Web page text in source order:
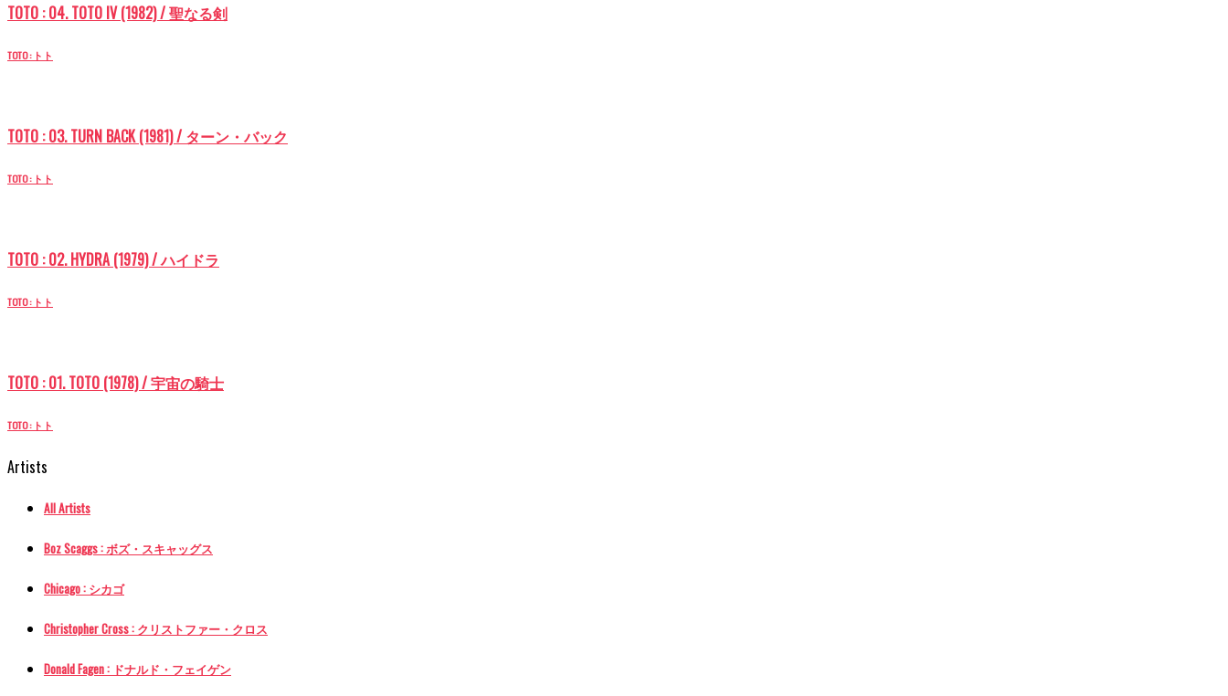
TOTO : 04. TOTO IV (1982) / 聖なる剣
TOTO : トト
TOTO : 03. TURN BACK (1981) / ターン・バック
TOTO : トト
TOTO : 02. HYDRA (1979) / ハイドラ
TOTO : トト
TOTO : 01. TOTO (1978) / 宇宙の騎士
TOTO : トト
Artists
All Artists
Boz Scaggs : ボズ・スキャッグス
Chicago : シカゴ
Christopher Cross : クリストファー・クロス
Donald Fagen : ドナルド・フェイゲン